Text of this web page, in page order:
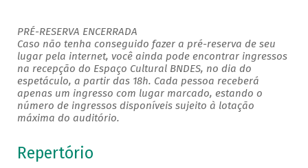
PRÉ-RESERVA ENCERRADA
Caso não tenha conseguido fazer a pré-reserva de seu
lugar pela internet, você ainda pode encontrar ingressos
na recepção do Espaço Cultural BNDES, no dia do
espetáculo, a partir das 18h. Cada pessoa receberá
apenas um ingresso com lugar marcado, estando o
número de ingressos disponíveis sujeito à lotação
máxima do auditório.
Repertório